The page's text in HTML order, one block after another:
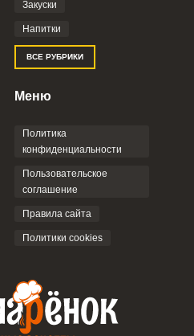
соглашаетесь с
Пользовательским
Закуски
Напитки
ВСЕ РУБРИКИ
Меню
Политика
конфиденциальности
Пользовательское
соглашение
Правила сайта
Политики cookies